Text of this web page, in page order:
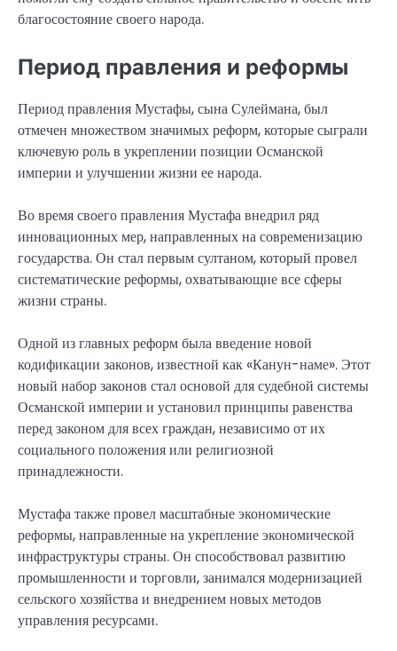
благосостояние своего народа.
Период правления и реформы
Период правления Мустафы, сына Сулеймана, был
отмечен множеством значимых реформ, которые сыграли
ключевую роль в укреплении позиции Османской
империи и улучшении жизни ее народа.
Во время своего правления Мустафа внедрил ряд
инновационных мер, направленных на современизацию
государства. Он стал первым султаном, который провел
систематические реформы, охватывающие все сферы
жизни страны.
Одной из главных реформ была введение новой
кодификации законов, известной как «Канун-наме». Этот
новый набор законов стал основой для судебной системы
Османской империи и установил принципы равенства
перед законом для всех граждан, независимо от их
социального положения или религиозной
принадлежности.
Мустафа также провел масштабные экономические
реформы, направленные на укрепление экономической
инфраструктуры страны. Он способствовал развитию
промышленности и торговли, занимался модернизацией
сельского хозяйства и внедрением новых методов
управления ресурсами.